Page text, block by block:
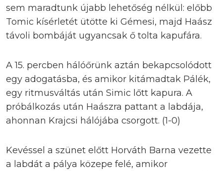
sem maradtunk újabb lehetőség nélkül: előbb
Tomic kísérletét ütötte ki Gémesi, majd Haász
távoli bombáját ugyancsak ő tolta kapufára.
A 15. percben hálóőrünk aztán bekapcsolódott
egy adogatásba, és amikor kitámadtak Pálék,
egy ritmusváltás után Simic lőtt kapura. A
próbálkozás után Haászra pattant a labdája,
ahonnan Krajcsi hálójába csorgott. (1-0)
Kevéssel a szünet előtt Horváth Barna vezette
a labdát a pálya közepe felé, amikor